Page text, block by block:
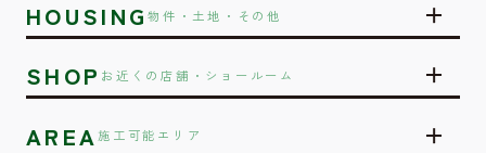
HOUSING物件・土地・その他
SHOP お近くの店舗・ショールーム
AREA施工可能エリア